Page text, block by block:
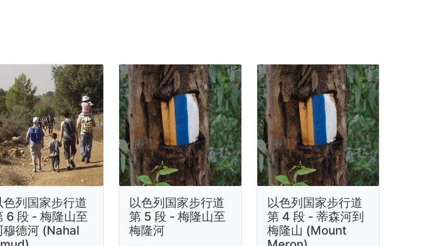
色列国家步行道
6 段 - 梅隆山至
穆德河 (Nahal
以色列国家步行道
第 5 段 - 梅隆山至
梅隆河
以色列国家步行道
第 4 段 - 蒂森河到
梅隆山 (Mount